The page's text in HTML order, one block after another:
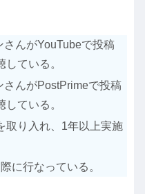
んがYouTubeで投稿
ている。
んがPostPrimeで投稿
ている。
取り入れ、1年以上実施
に行なっている。